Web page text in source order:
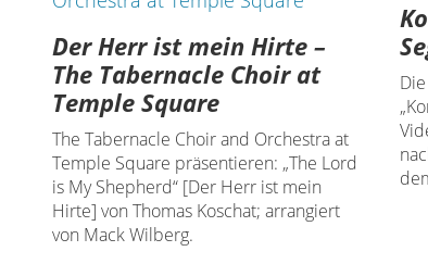
Der Herr ist mein Hirte –
The Tabernacle Choir at
Temple Square
The Tabernacle Choir and Orchestra at
Temple Square präsentieren: „The Lord
is My Shepherd“ [Der Herr ist mein
Hirte] von Thomas Koschat; arrangiert
von Mack Wilberg.